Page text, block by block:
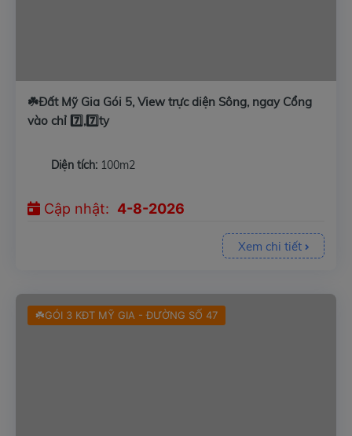
☘️Đất Mỹ Gia Gói 5, View trực diện Sông, ngay Cổng
vào chỉ 7️⃣,7️⃣ty
Diện tích: 100m2
Cập nhật: 4-8-2026
Xem chi tiết
☘️GÓI 3 KĐT MỸ GIA - ĐƯỜNG SỐ 47